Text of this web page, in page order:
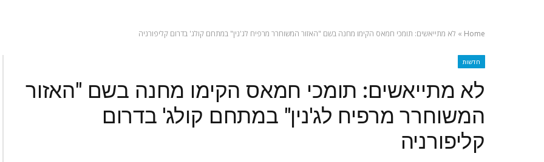
Home
» לא מתייאשים: תומכי חמאס הקימו מחנה בשם "האזור המשוחרר מרפיח לג'נין" במתחם קולג' בדרום קליפורניה
חדשות
לא מתייאשים: תומכי חמאס הקימו מחנה בשם "האזור
המשוחרר מרפיח לג'נין" במתחם קולג' בדרום
קליפורניה